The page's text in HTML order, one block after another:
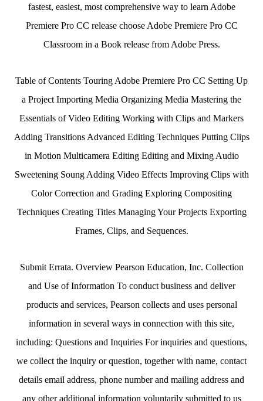
fastest, easiest, most comprehensive way to learn Adobe
Premiere Pro CC release choose Adobe Premiere Pro CC
Classroom in a Book release from Adobe Press.
Table of Contents Touring Adobe Premiere Pro CC Setting Up
a Project Importing Media Organizing Media Mastering the
Essentials of Video Editing Working with Clips and Markers
Adding Transitions Advanced Editing Techniques Putting Clips
in Motion Multicamera Editing Editing and Mixing Audio
Sweetening Soung Adding Video Effects Improving Clips with
Color Correction and Grading Exploring Compositing
Techniques Creating Titles Managing Your Projects Exporting
Frames, Clips, and Sequences.
Submit Errata. Overview Pearson Education, Inc. Collection
and Use of Information To conduct business and deliver
products and services, Pearson collects and uses personal
information in several ways in connection with this site,
including: Questions and Inquiries For inquiries and questions,
we collect the inquiry or question, together with name, contact
details email address, phone number and mailing address and
any other additional information voluntarily submitted to us